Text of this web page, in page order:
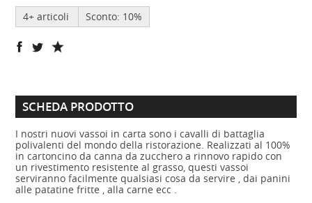
4+ articoli Sconto: 10%
SCHEDA PRODOTTO
I nostri nuovi vassoi in carta sono i cavalli di battaglia
polivalenti del mondo della ristorazione. Realizzati al 100%
in cartoncino da canna da zucchero a rinnovo rapido con
un rivestimento resistente al grasso, questi vassoi
serviranno facilmente qualsiasi cosa da servire , dai panini
alle patatine fritte , alla carne ecc .